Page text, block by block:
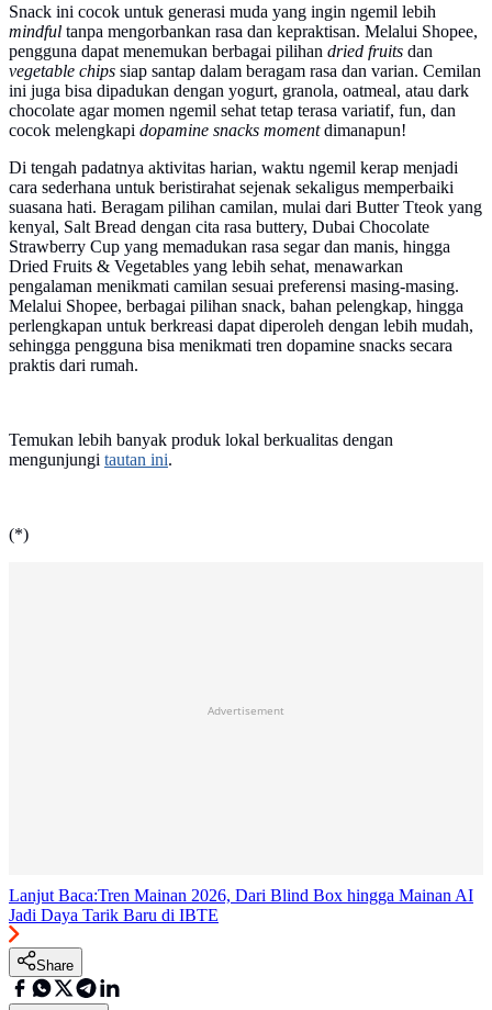
Snack ini cocok untuk generasi muda yang ingin ngemil lebih
mindful tanpa mengorbankan rasa dan kepraktisan. Melalui Shopee,
pengguna dapat menemukan berbagai pilihan dried fruits dan
vegetable chips siap santap dalam beragam rasa dan varian. Cemilan
ini juga bisa dipadukan dengan yogurt, granola, oatmeal, atau dark
chocolate agar momen ngemil sehat tetap terasa variatif, fun, dan
cocok melengkapi dopamine snacks momentdimanapun!
Di tengah padatnya aktivitas harian, waktu ngemil kerap menjadi
cara sederhana untuk beristirahat sejenak sekaligus memperbaiki
suasana hati. Beragam pilihan camilan, mulai dari Butter Tteok yang
kenyal, Salt Bread dengan cita rasa buttery, Dubai Chocolate
Strawberry Cup yang memadukan rasa segar dan manis, hingga
Dried Fruits & Vegetables yang lebih sehat, menawarkan
pengalaman menikmati camilan sesuai preferensi masing-masing.
Melalui Shopee, berbagai pilihan snack, bahan pelengkap, hingga
perlengkapan untuk berkreasi dapat diperoleh dengan lebih mudah,
sehingga pengguna bisa menikmati tren dopamine snacks secara
praktis dari rumah.
Temukan lebih banyak produk lokal berkualitas dengan
mengunjungi tautan ini.
(*)
Advertisement
Lanjut Baca:Tren Mainan 2026, Dari Blind Box hingga Mainan AI
Jadi Daya Tarik Baru di IBTE
Share